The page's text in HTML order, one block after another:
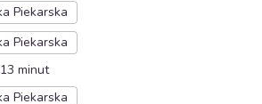
Piekarska
Piekarska
minut
Piekarska